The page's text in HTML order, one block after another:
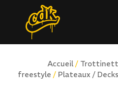
Accueil /
freestyle / Plateaux / Decks